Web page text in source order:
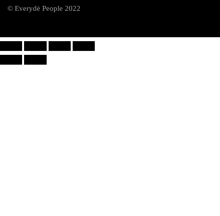
© Everydė People 2022